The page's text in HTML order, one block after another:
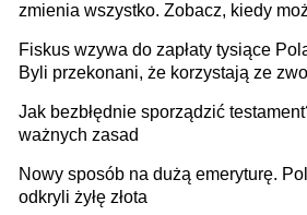
zmienia wszystko. Zobacz, kiedy
Fiskus wzywa do zapłaty tysiące
Byli przekonani, że korzystają ze
Jak bezbłędnie sporządzić
ważnych zasad
Nowy sposób na dużą emeryturę.
odkryli żyłę złota